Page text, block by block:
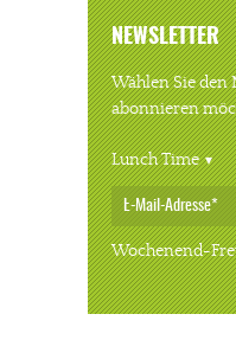
NEWSLETTER
Wählen Sie den
abonnieren
Lunch Time
Wochenend-